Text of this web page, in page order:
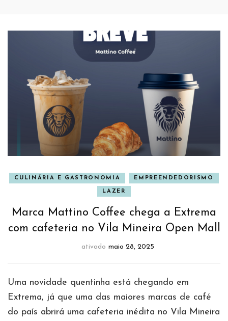
CULINÁRIA E GASTRONOMIA EMPREENDEDORISMO
LAZER
Marca Mattino Coffee chega a Extrema
com cafeteria no Vila Mineira Open Mall
ativado maio 28, 2025
Uma novidade quentinha está chegando em
Extrema, já que uma das maiores marcas de café
do país abrirá uma cafeteria inédita no Vila Mineira